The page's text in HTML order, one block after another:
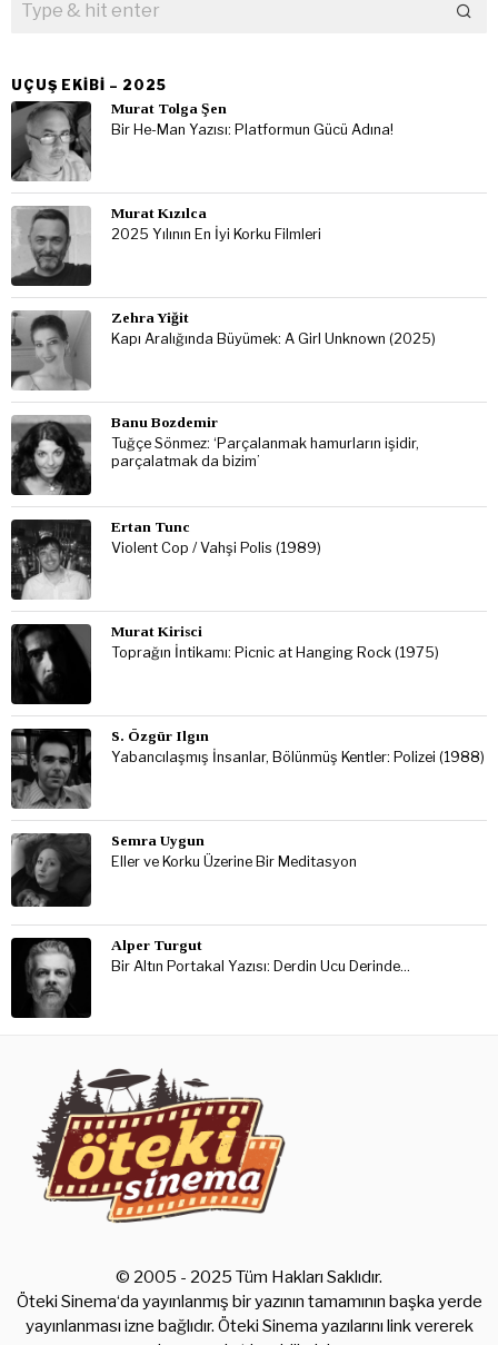
UÇUŞ EKIBI – 2025
Murat Tolga Şen
Bir He-Man Yazısı: Platformun Gücü Adına!
Murat Kızılca
2025 Yılının En İyi Korku Filmleri
Zehra Yiğit
Kapı Aralığında Büyümek: A Girl Unknown (2025)
Banu Bozdemir
Tuğçe Sönmez: ‘Parçalanmak hamurların işidir,
parçalatmak da bizim’
Ertan Tunc
Violent Cop / Vahşi Polis (1989)
Murat Kirisci
Toprağın İntikamı: Picnic at Hanging Rock (1975)
S. Özgür Ilgın
Yabancılaşmış İnsanlar, Bölünmüş Kentler: Polizei (1988)
Semra Uygun
Eller ve Korku Üzerine Bir Meditasyon
Alper Turgut
Bir Altın Portakal Yazısı: Derdin Ucu Derinde…
© 2005 - 2025 Tüm Hakları Saklıdır.
Öteki Sinema‘da yayınlanmış bir yazının tamamının başka yerde
yayınlanması izne bağlıdır. Öteki Sinema yazılarını link vererek